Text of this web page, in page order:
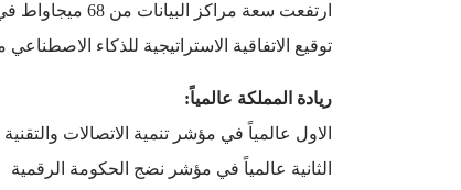
ارتفعت سعة مراكز البيانات من 68 ميجاواط في 2021 إلى أكثر من 440 ميجاواط في 2025.
توقيع الاتفاقية الاستراتيجية للذكاء الاصطناعي
ريادة المملكة عالمياً:
الاول عالمياً في مؤشر تنمية الاتصالات والتقنية
الثانية عالمياً في مؤشر نضج الحكومة الرقمية